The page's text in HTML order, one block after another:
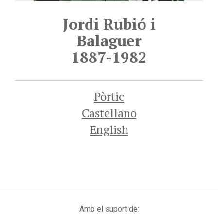
Jordi Rubió i
Balaguer
1887-1982
Pòrtic
Castellano
English
Amb el suport de: